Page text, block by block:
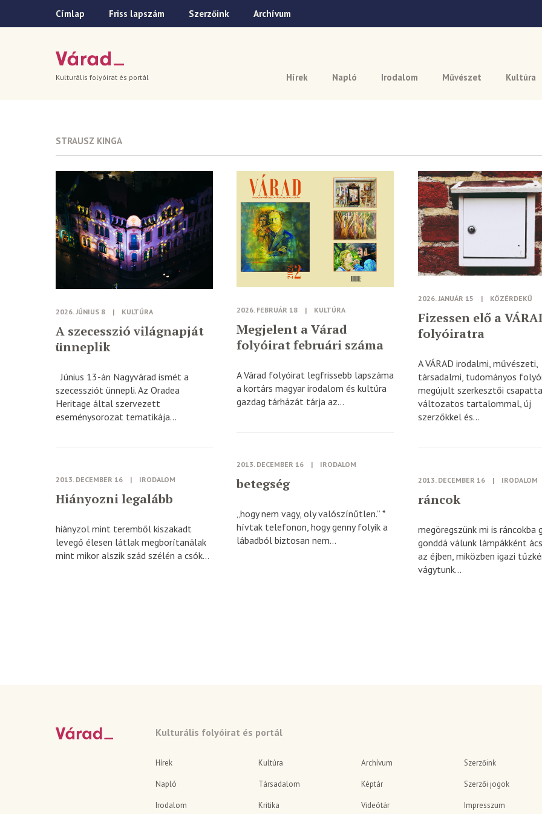
Címlap Friss lapszám Szerzőink Archívum
Hírek Napló Irodalom Művészet Kultúra
Kulturális folyóirat és portál
STRAUSZ KINGA
2026. JÚNIUS 8 | KULTÚRA
A szecesszió világnapját
ünneplik
Június 13-án Nagyvárad ismét a
szecessziót ünnepli. Az Oradea
Heritage által szervezett
eseménysorozat tematikája...
2026. FEBRUÁR 18 | KULTÚRA
Megjelent a Várad
folyóirat februári száma
A Várad folyóirat legfrissebb lapszáma
a kortárs magyar irodalom és kultúra
gazdag tárházát tárja az...
2026. JANUÁR 15 | KÖZÉRDEKŰ
Fizessen elő a
folyóiratra
A VÁRAD irodalmi, művészeti,
társadalmi, tudományos
megújult szerkesztői
változatos tartalommal, új
szerzőkkel és...
2013. DECEMBER 16 | IRODALOM
betegség
„hogy nem vagy, oly valószínűtlen.” *
hívtak telefonon, hogy genny folyik a
lábadból biztosan nem...
2013. DECEMBER 16 | IRODALOM
Hiányozni legalább
hiányzol mint teremből kiszakadt
levegő élesen látlak megborítanálak
mint mikor alszik szád szélén a csók...
2013. DECEMBER 16 | IRODALOM
ráncok
megöregszünk mi is ráncokba
gonddá válunk lámpákként
az éjben, miközben igazi
vágytunk...
Kulturális folyóirat és portál
Hírek
Napló
Irodalom
Kultúra
Társadalom
Kritika
Archívum
Képtár
Videótár
Szerzőink
Szerzői jogok
Impresszum